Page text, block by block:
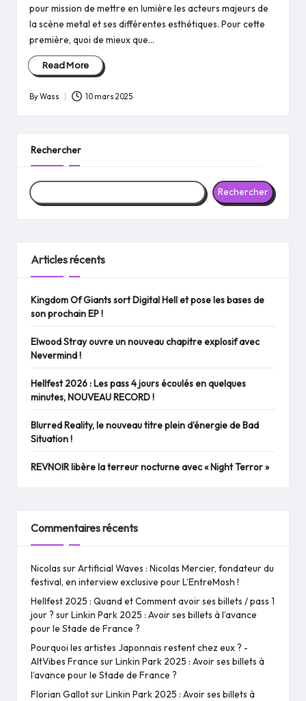
pour mission de mettre en lumière les acteurs majeurs de
la scène metal et ses différentes esthétiques. Pour cette
première, quoi de mieux que…
Read More
Posted
ByWass 10 mars 2025
Rechercher
Rechercher
Articles récents
Kingdom Of Giants sort Digital Hell et pose les bases de
son prochain EP !
Elwood Stray ouvre un nouveau chapitre explosif avec
Nevermind !
Hellfest 2026 : Les pass 4 jours écoulés en quelques
minutes, NOUVEAU RECORD !
Blurred Reality, le nouveau titre plein d’énergie de Bad
Situation !
REVNOIR libère la terreur nocturne avec « Night Terror »
Commentaires récents
Nicolas surArtificial Waves : Nicolas Mercier, fondateur du
festival, en interview exclusive pour L’EntreMosh !
Hellfest 2025 : Quand et Comment avoir ses billets / pass 1
jour ? surLinkin Park 2025 : Avoir ses billets à l’avance
pour le Stade de France ?
Pourquoi les artistes Japonnais restent chez eux ? -
AltVibes France surLinkin Park 2025 : Avoir ses billets à
l’avance pour le Stade de France ?
Florian GallotsurLinkin Park 2025 : Avoir ses billets à